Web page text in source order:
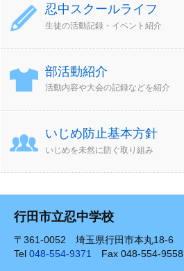
忍中スクールライフ
生徒の活動記録・イベント紹介
部活動紹介
活動内容や大会の記録などを紹介
いじめ防止基本方針
いじめを未然に防ぐ取り組み
行田市立忍中学校
〒361-0052 埼玉県行田市本丸18-6
Tel 048-554-9371 Fax 048-554-9558